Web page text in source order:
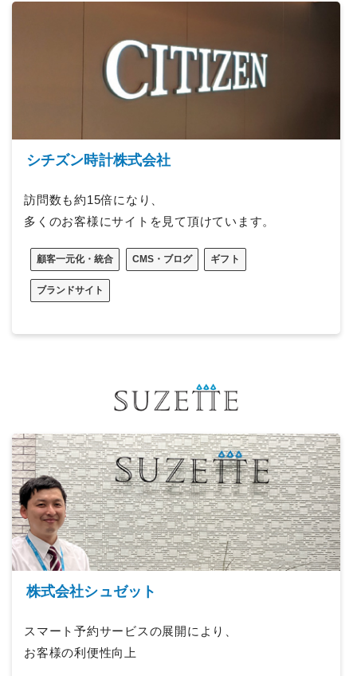
シチズン時計株式会社
訪問数も約15倍になり、
多くのお客様にサイトを見て頂けています。
顧客一元化・統合 CMS・ブログ ギフト
ブランドサイト
株式会社シュゼット
スマート予約サービスの展開により、
お客様の利便性向上